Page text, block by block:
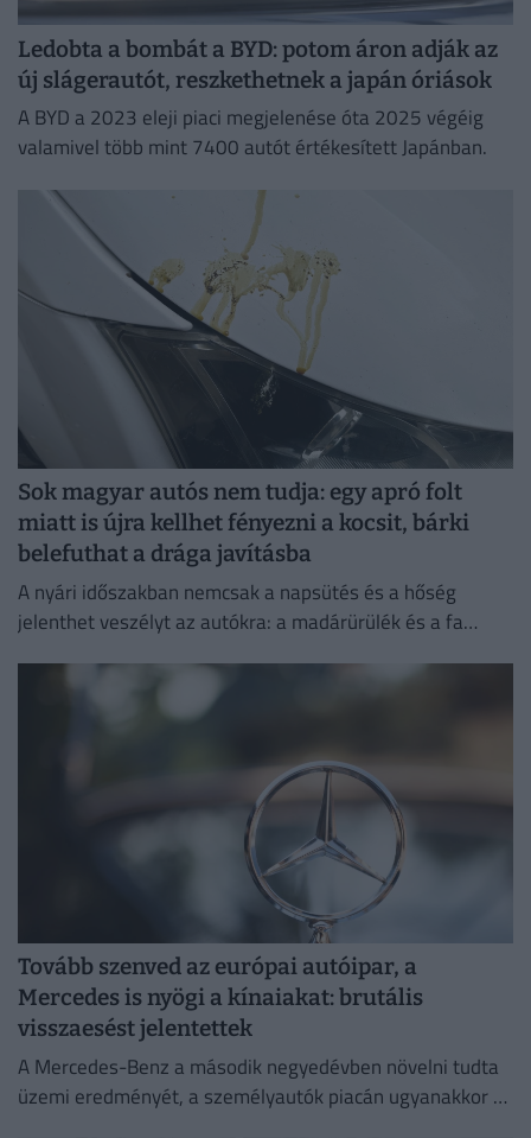
Ledobta a bombát a BYD: potom áron adják az
új slágerautót, reszkethetnek a japán óriások
A BYD a 2023 eleji piaci megjelenése óta 2025 végéig
valamivel több mint 7400 autót értékesített Japánban.
Sok magyar autós nem tudja: egy apró folt
miatt is újra kellhet fényezni a kocsit, bárki
belefuthat a drága javításba
A nyári időszakban nemcsak a napsütés és a hőség
jelenthet veszélyt az autókra: a madárürülék és a fa
Tovább szenved az európai autóipar, a
Mercedes is nyögi a kínaiakat: brutális
visszaesést jelentettek
A Mercedes-Benz a második negyedévben növelni tudta
üzemi eredményét, a személyautók piacán ugyanakkor –